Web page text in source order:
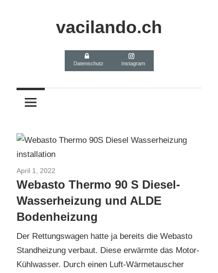
vacilando.ch
Datenschutz Instagram
April 1, 2022
Webasto Thermo 90 S Diesel-
Wasserheizung und ALDE
Bodenheizung
Der Rettungswagen hatte ja bereits die Webasto
Standheizung verbaut. Diese erwärmte das Motor-
Kühlwasser. Durch einen Luft-Wärmetauscher